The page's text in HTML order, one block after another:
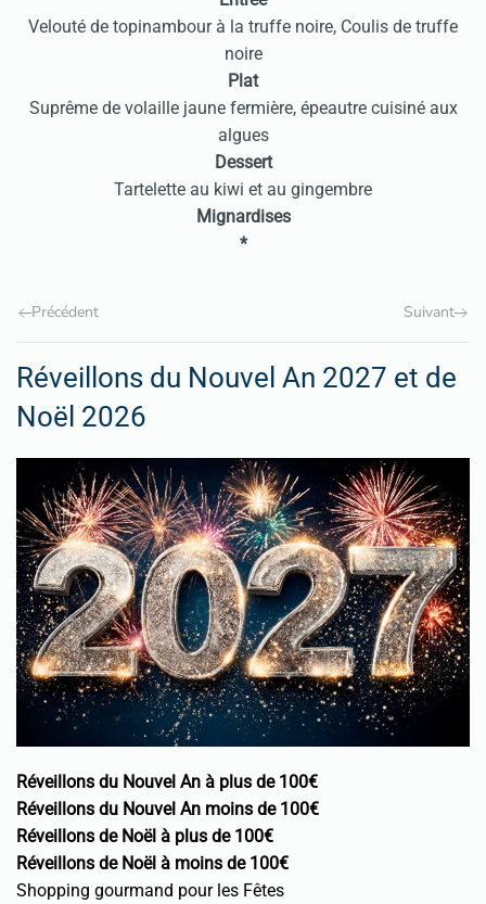
Velouté de topinambour à la truffe noire, Coulis de truffe
noire
Plat
Suprême de volaille jaune fermière, épeautre cuisiné aux
algues
Dessert
Tartelette au kiwi et au gingembre
Mignardises
*
Précédent Suivant
Réveillons du Nouvel An 2027 et de
Noël 2026
Réveillons du Nouvel An à plus de 100€
Réveillons du Nouvel An moins de 100€
Réveillons de Noël à plus de 100€
Réveillons de Noël à moins de 100€
Shopping gourmand pour les Fêtes